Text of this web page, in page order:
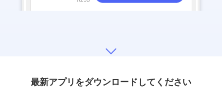
最新アプリをダウンロードしてください